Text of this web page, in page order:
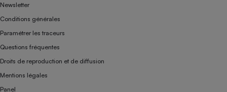
Newsletter
Conditions générales
Paramétrer les traceurs
Questions fréquentes
Droits de reproduction et de diffusion
Mentions légales
Panel